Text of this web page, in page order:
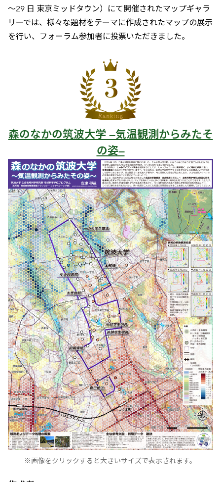
～29 日 東京ミッドタウン）にて開催されたマップギャラ
リーでは、様々な題材をテーマに作成されたマップの展示
を行い、フォーラム参加者に投票いただきました。
森のなかの筑波大学 —気温観測からみたそ
の姿—
※画像をクリックすると大きいサイズで表示されます。